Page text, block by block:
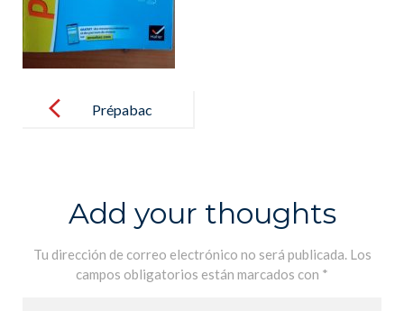
navigation
Prépabac
générale
Add your thoughts
Tu dirección de correo electrónico no será publicada. Los
campos obligatorios están marcados con *